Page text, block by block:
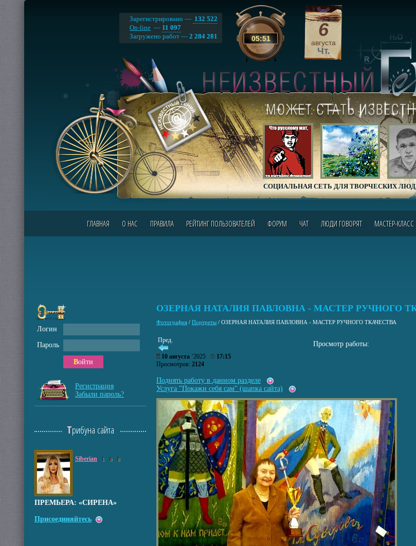
05:51
Зарегистрировано — 132 522
On-line — 11 097
Загружено работ — 2 284 281 6
августа
Чт.
СОЦИАЛЬНАЯ СЕТЬ ДЛЯ ТВОРЧЕСКИХ
ГЛАВНАЯ О НАС ПРАВИЛА РЕЙТИНГ ПОЛЬЗОВАТЕЛЕЙ ФОРУМ ЧАТ ЛЮДИ ГОВОРЯТ МАСТЕР-КЛАСС
ОЗЕРНАЯ НАТАЛИЯ ПАВЛОВНА - МАСТЕР РУЧНОГО
Фотография / Портреты / ОЗЕРНАЯ НАТАЛИЯ ПАВЛОВНА - МАСТЕР РУЧНОГО ТКАЧЕСТВА
Пред. Просмотр работы:
10 августа ’2025
17:15
Просмотров: 2124
Поднять работу в данном разделе
Услуга "Покажи себя сам" (шапка сайта)
Логин
Пароль
Войти
Регистрация
Забыли пароль?
Трибуна сайта
Siberian 1 6 8
ПРЕМЬЕРА: «СИРЕНА»
Присоединяйтесь